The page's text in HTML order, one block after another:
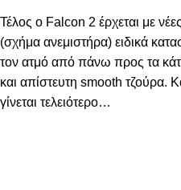
Τέλος ο Falcon 2 έρχεται με
(σχήμα ανεμιστήρα) ειδικά
τον ατμό από πάνω προς τα
και απίστευτη smooth τζούρα.
γίνεται τελειότερο…